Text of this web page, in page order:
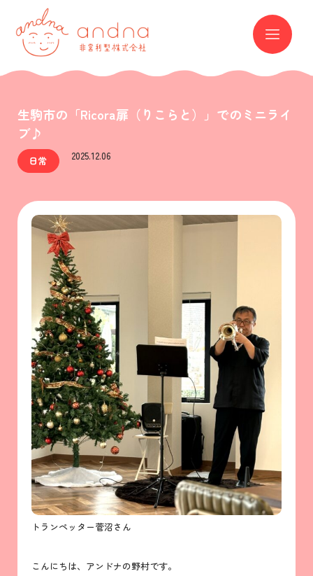
生駒市の「Ricora扉（りこらと）」でのミニライ
ブ♪
日常 2025.12.06
トランペッター菅沼さん
こんにちは、アンドナの野村です。